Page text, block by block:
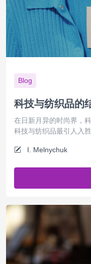
Blog
科技与纺织品的
在日新月异的时尚界，
科技与纺织品最引人入
I. Melnychuk